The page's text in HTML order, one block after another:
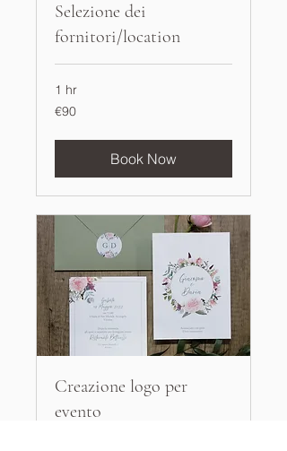
Selezione dei
fornitori/location
1 hr
90
euros
€90
Book Now
Creazione logo per
evento